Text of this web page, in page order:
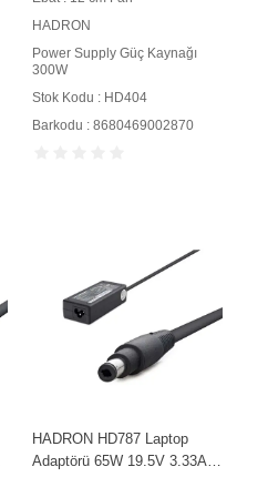
HADRON
Power Supply Güç Kaynağı
300W
Stok Kodu : HD404
Barkodu : 8680469002870
HADRON HD787 Laptop
Adaptörü 65W 19.5V 3.33A